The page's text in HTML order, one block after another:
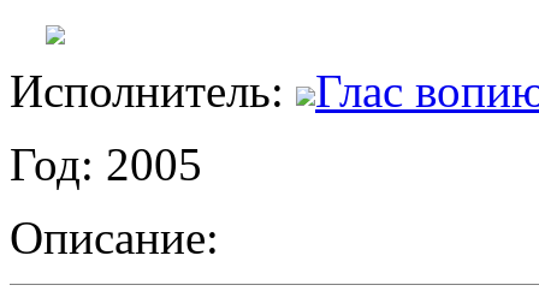
Исполнитель:
Глас
Год: 2005
Описание: